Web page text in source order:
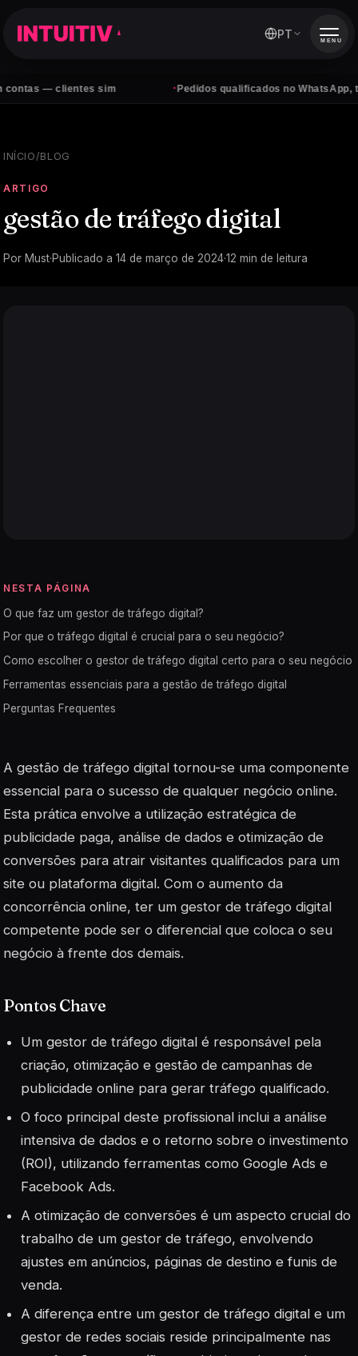
clientes sim Pedidos qualificados no WhatsApp, todos os
PT MENU
INÍCIO/BLOG
ARTIGO
gestão de tráfego digital
Por Must·Publicado a 14 de março de 2024·12 min de leitura
NESTA PÁGINA
O que faz um gestor de tráfego digital?
Por que o tráfego digital é crucial para o seu negócio?
Como escolher o gestor de tráfego digital certo para o seu negócio
Ferramentas essenciais para a gestão de tráfego digital
Perguntas Frequentes
A gestão de tráfego digital tornou-se uma componente
essencial para o sucesso de qualquer negócio online.
Esta prática envolve a utilização estratégica de
publicidade paga, análise de dados e otimização de
conversões para atrair visitantes qualificados para um
site ou plataforma digital. Com o aumento da
concorrência online, ter um gestor de tráfego digital
competente pode ser o diferencial que coloca o seu
negócio à frente dos demais.
Pontos Chave
Um gestor de tráfego digital é responsável pela
criação, otimização e gestão de campanhas de
publicidade online para gerar tráfego qualificado.
O foco principal deste profissional inclui a análise
intensiva de dados e o retorno sobre o investimento
(ROI), utilizando ferramentas como Google Ads e
Facebook Ads.
A otimização de conversões é um aspecto crucial do
trabalho de um gestor de tráfego, envolvendo
ajustes em anúncios, páginas de destino e funis de
venda.
A diferença entre um gestor de tráfego digital e um
gestor de redes sociais reside principalmente nas